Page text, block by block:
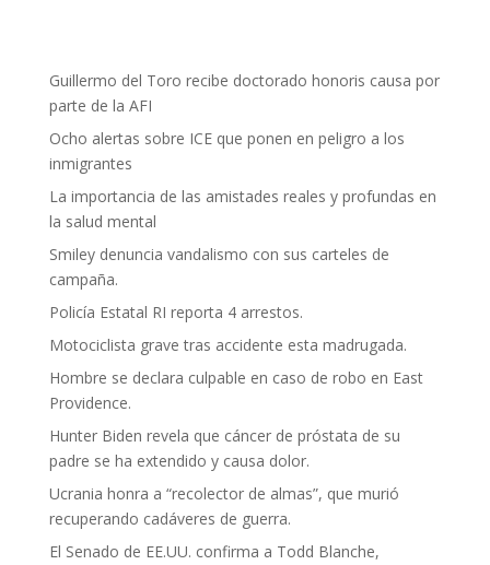
Guillermo del Toro recibe doctorado honoris causa por
parte de la AFI
Ocho alertas sobre ICE que ponen en peligro a los
inmigrantes
La importancia de las amistades reales y profundas en
la salud mental
Smiley denuncia vandalismo con sus carteles de
campaña.
Policía Estatal RI reporta 4 arrestos.
Motociclista grave tras accidente esta madrugada.
Hombre se declara culpable en caso de robo en East
Providence.
Hunter Biden revela que cáncer de próstata de su
padre se ha extendido y causa dolor.
Ucrania honra a “recolector de almas”, que murió
recuperando cadáveres de guerra.
El Senado de EE.UU. confirma a Todd Blanche,